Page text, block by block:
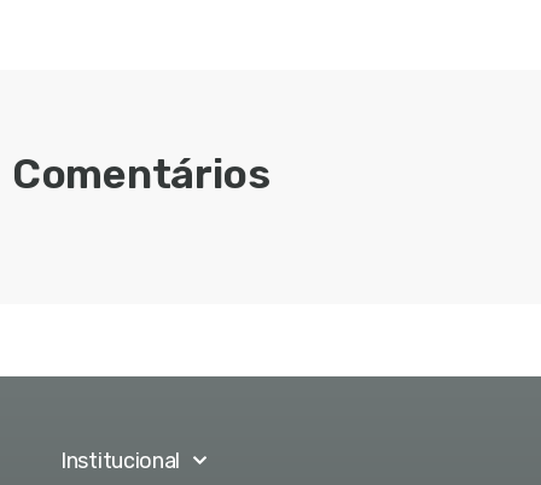
Comentários
Institucional